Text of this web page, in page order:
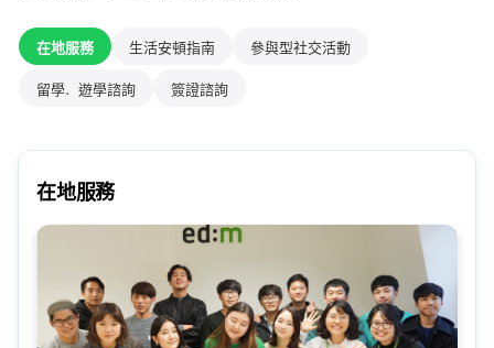
在地服務 生活安頓指南 參與型社交活動
留學．遊學諮詢 簽證諮詢
在地服務